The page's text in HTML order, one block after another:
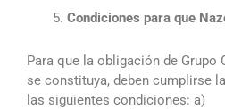
Condiciones para que
Para que la obligación de Grupo
se constituya, deben cumplirse
las siguientes condiciones: a)